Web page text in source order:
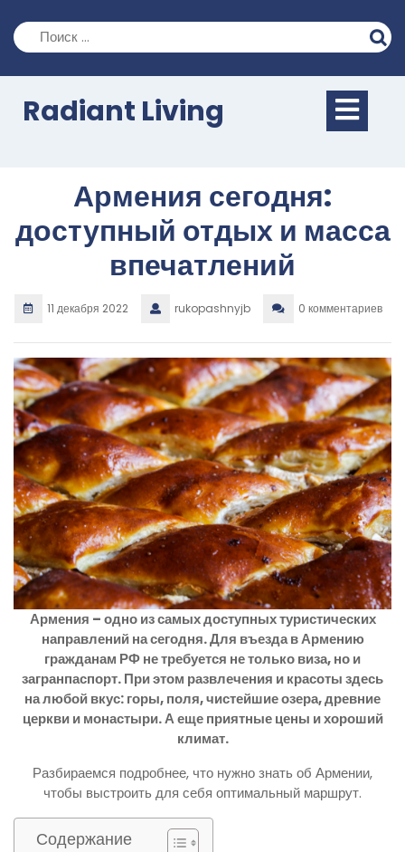
содержимому
Radiant Living
Армения сегодня:
доступный отдых и масса
впечатлений
11 декабря 2022 rukopashnyjb 0 комментариев
Армения – одно из самых доступных туристических
направлений на сегодня. Для въезда в Армению
гражданам РФ не требуется не только виза, но и
загранпаспорт. При этом развлечения и красоты здесь
на любой вкус: горы, поля, чистейшие озера, древние
церкви и монастыри. А еще приятные цены и хороший
климат.
Разбираемся подробнее, что нужно знать об Армении,
чтобы выстроить для себя оптимальный маршрут.
Содержание